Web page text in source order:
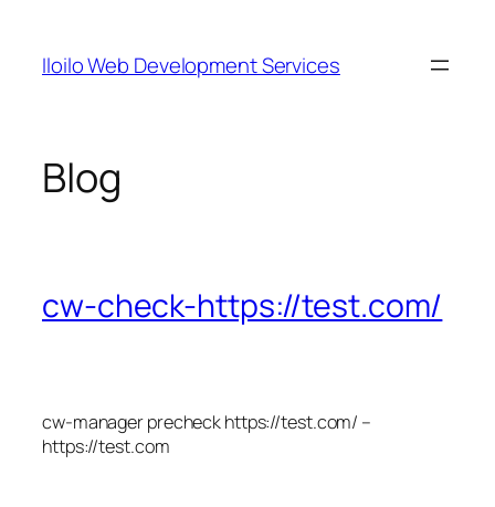
content
Iloilo Web Development Services
Blog
cw-check-https://test.com/
cw-manager precheck https://test.com/ –
https://test.com